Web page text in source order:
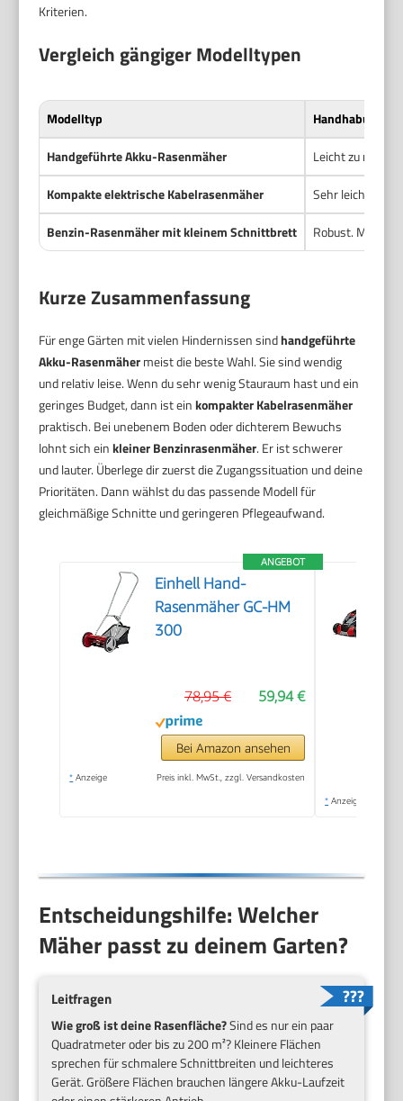
Kriterien.
Vergleich gängiger Modelltypen
Modelltyp
Handhabung
Handgeführte Akku-Rasenmäher
Leicht zu
Kompakte elektrische Kabelrasenmäher
Sehr leicht.
Benzin-Rasenmäher mit kleinem Schnittbrett
Robust. Mehr
Kurze Zusammenfassung
Für enge Gärten mit vielen Hindernissen sindhandgeführte
Akku-Rasenmähermeist die beste Wahl. Sie sind wendig
und relativ leise. Wenn du sehr wenig Stauraum hast und ein
geringes Budget, dann ist einkompakter Kabelrasenmäher
praktisch. Bei unebenem Boden oder dichterem Bewuchs
lohnt sich einkleiner Benzinrasenmäher. Er ist schwerer
und lauter. Überlege dir zuerst die Zugangssituation und deine
Prioritäten. Dann wählst du das passende Modell für
gleichmäßige Schnitte und geringeren Pflegeaufwand.
ANGEBOT
Einhell Hand-
Rasenmäher GC-HM
300
59,94 €
78,95 €
Bei Amazon ansehen
* Anzeige Preis inkl. MwSt., zzgl. Versandkosten
* Anzeige
Entscheidungshilfe: Welcher
Mäher passt zu deinem Garten?
Leitfragen
Wie groß ist deine Rasenfläche?Sind es nur ein paar
Quadratmeter oder bis zu 200 m²? Kleinere Flächen
sprechen für schmalere Schnittbreiten und leichteres
Gerät. Größere Flächen brauchen längere Akku-Laufzeit